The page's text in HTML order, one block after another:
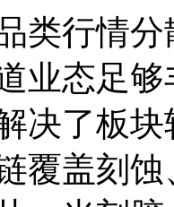
类行情
业态足
决了板
覆盖刻